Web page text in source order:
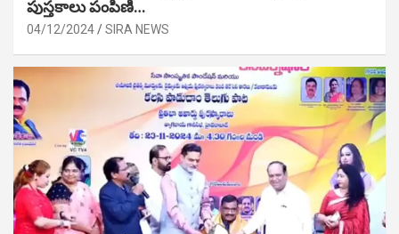
పుస్తకాలు పంపిణి…
04/12/2024 SIRA NEWS